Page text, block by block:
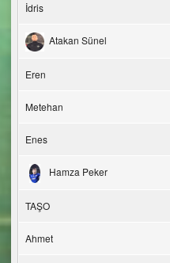
İdris
Atakan Sünel
Eren
Metehan
Enes
Hamza Peker
TAŞO
Ahmet